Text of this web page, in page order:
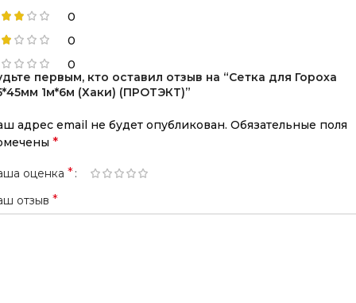
0
0
0
первым, кто оставил отзыв на “Сетка для Гороха
1м*6м (Хаки) (ПРОТЭКТ)”
адрес email не будет опубликован. Обязательные поля
*
оценка *
отзыв *